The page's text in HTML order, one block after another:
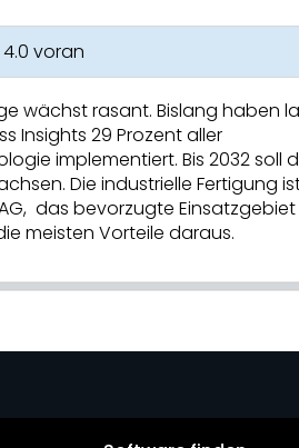
voran
wächst rasant. Bislang haben
Insights 29 Prozent aller
implementiert. Bis 2032 soll
Die industrielle Fertigung
das bevorzugte
meisten Vorteile daraus.